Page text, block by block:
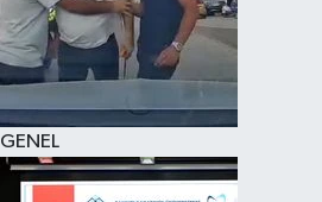
GENEL
KÜLTÜR SANAT
SAĞLIK